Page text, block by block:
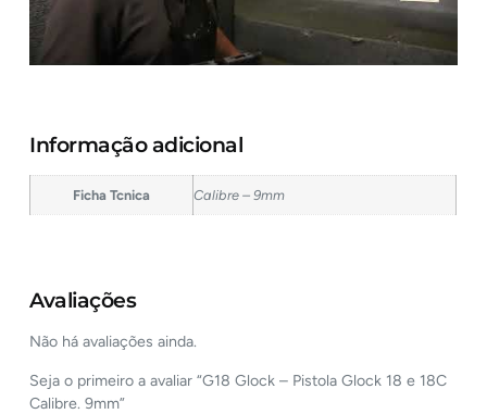
Informação adicional
Ficha Tcnica Calibre – 9mm
Avaliações
Não há avaliações ainda.
Seja o primeiro a avaliar “G18 Glock – Pistola Glock 18 e 18C
Calibre. 9mm”